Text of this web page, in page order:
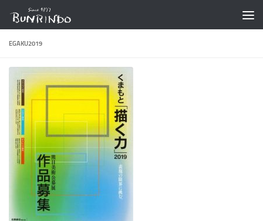
コンテンツへスキップ
EGAKU2019